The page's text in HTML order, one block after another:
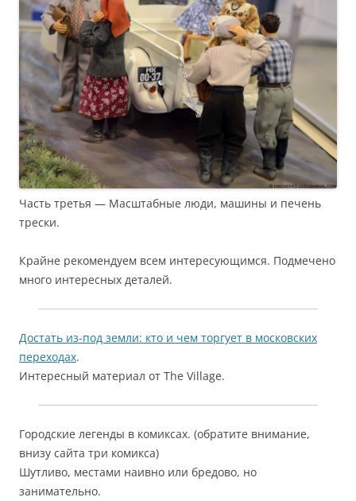
Часть третья — Масштабные люди, машины и печень
трески.
Крайне рекомендуем всем интересующимся. Подмечено
много интересных деталей.
Достать из-под земли: кто и чем торгует в московских
переходах.
Интересный материал от The Village.
Городские легенды в комиксах. (обратите внимание,
внизу сайта три комикса)
Шутливо, местами наивно или бредово, но
занимательно.